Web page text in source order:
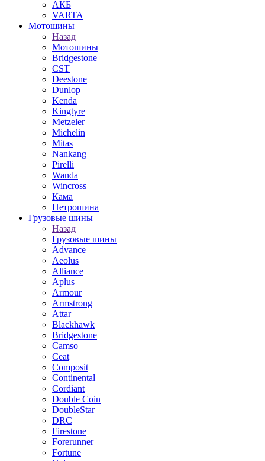
АКБ
VARTA
Мотошины
Назад
Мотошины
Bridgestone
CST
Deestone
Dunlop
Kenda
Kingtyre
Metzeler
Michelin
Mitas
Nankang
Pirelli
Wanda
Wincross
Кама
Петрошина
Грузовые шины
Назад
Грузовые шины
Advance
Aeolus
Alliance
Aplus
Armour
Armstrong
Attar
Blackhawk
Bridgestone
Camso
Ceat
Composit
Continental
Cordiant
Double Coin
DoubleStar
DRC
Firestone
Forerunner
Fortune